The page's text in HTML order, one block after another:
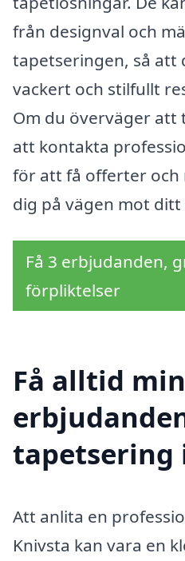
från designval och
tapetseringen, så att
vackert och stilfullt
Om du överväger att
att kontakta
för att få offerter och
dig på vägen mot
Få 3 erbjudanden,
förpliktelser
Få alltid
tapetsering
Att anlita en
Knivsta kan vara en